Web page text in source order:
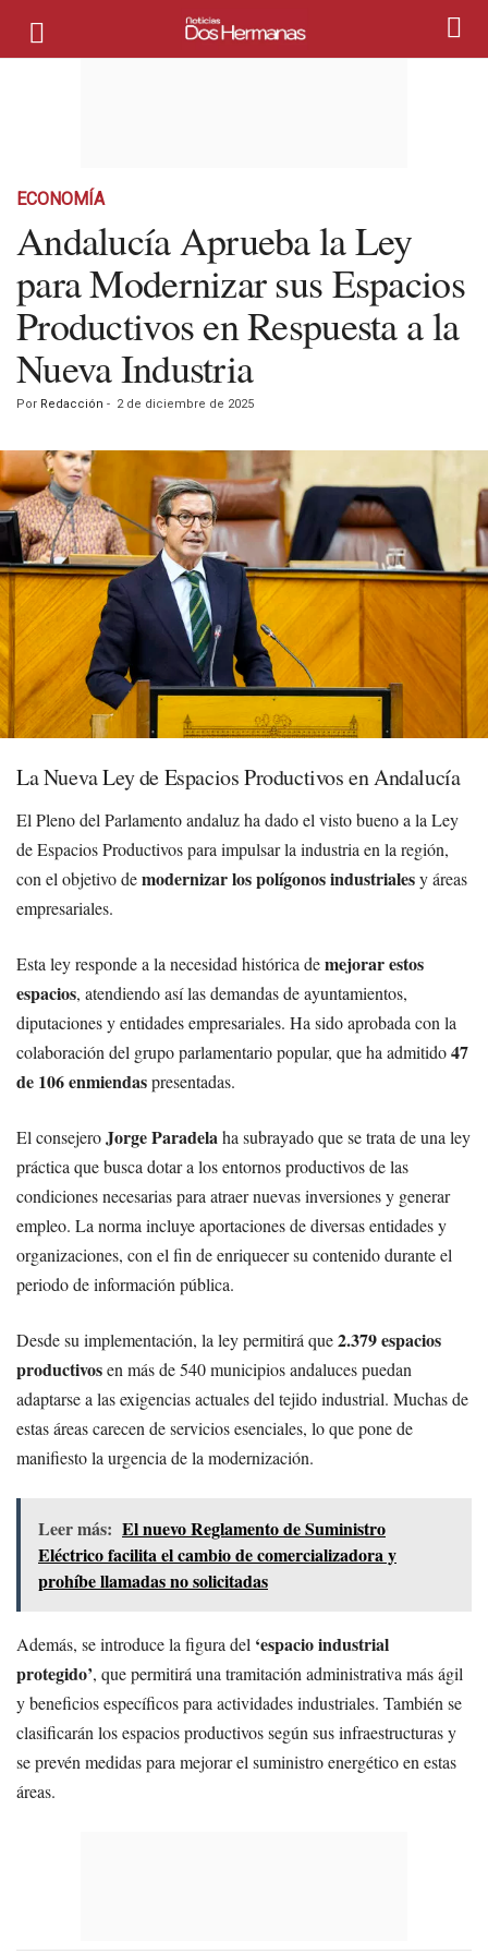
ECONOMÍA
Andalucía Aprueba la Ley
para Modernizar sus Espacios
Productivos en Respuesta a la
Nueva Industria
Por Redacción - 2 de diciembre de 2025
La Nueva Ley de Espacios Productivos en Andalucía
El Pleno del Parlamento andaluz ha dado el visto bueno a la Ley
de Espacios Productivos para impulsar la industria en la región,
con el objetivo demodernizar los polígonos industrialesy áreas
empresariales.
Esta ley responde a la necesidad histórica demejorar estos
espacios, atendiendo así las demandas de ayuntamientos,
diputaciones y entidades empresariales. Ha sido aprobada con la
colaboración del grupo parlamentario popular, que ha admitido47
de 106 enmiendaspresentadas.
El consejeroJorge Paradelaha subrayado que se trata de una ley
práctica que busca dotar a los entornos productivos de las
condiciones necesarias para atraer nuevas inversiones y generar
empleo. La norma incluye aportaciones de diversas entidades y
organizaciones, con el fin de enriquecer su contenido durante el
periodo de información pública.
Desde su implementación, la ley permitirá que2.379 espacios
productivosen más de 540 municipios andaluces puedan
adaptarse a las exigencias actuales del tejido industrial. Muchas de
estas áreas carecen de servicios esenciales, lo que pone de
manifiesto la urgencia de la modernización.
Leer más: El nuevo Reglamento de Suministro
Eléctrico facilita el cambio de comercializadora y
prohíbe llamadas no solicitadas
Además, se introduce la figura del ‘espacio industrial
protegido’, que permitirá una tramitación administrativa más ágil
y beneficios específicos para actividades industriales. También se
clasificarán los espacios productivos según sus infraestructuras y
se prevén medidas para mejorar el suministro energético en estas
áreas.